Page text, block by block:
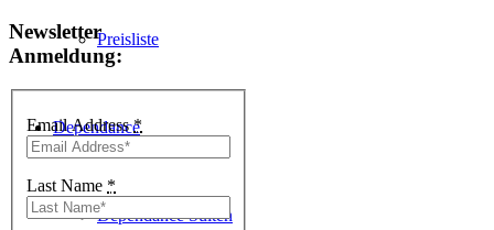
Preisliste
Dependance
Dependance Suiten
Newsletter
Anmeldung:
Email Address*
Last Name *